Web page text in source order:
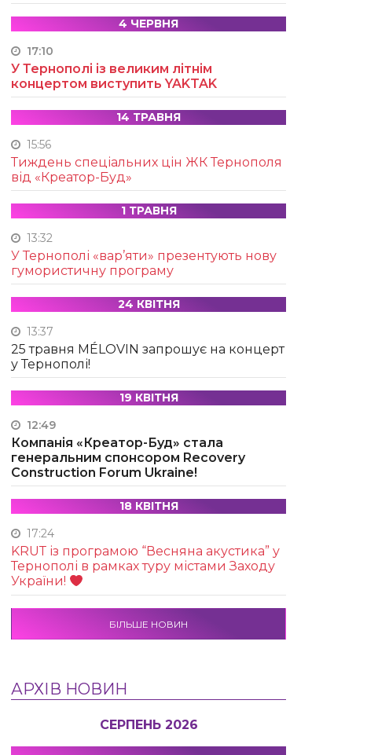
4 ЧЕРВНЯ
17:10
У Тернополі із великим літнім
концертом виступить YAKTAK
14 ТРАВНЯ
15:56
Тиждень спеціальних цін ЖК Тернополя
від «Креатор-Буд»
1 ТРАВНЯ
13:32
У Тернополі «вар’яти» презентують нову
гумористичну програму
24 КВІТНЯ
13:37
25 травня MÉLOVIN запрошує на концерт
у Тернополі!
19 КВІТНЯ
12:49
Компанія «Креатор-Буд» стала
генеральним спонсором Recovery
Construction Forum Ukraine!
18 КВІТНЯ
17:24
KRUТ із програмою “Весняна акустика” у
Тернополі в рамках туру містами Заходу
України!
БІЛЬШЕ НОВИН
АРХІВ НОВИН
СЕРПЕНЬ 2026